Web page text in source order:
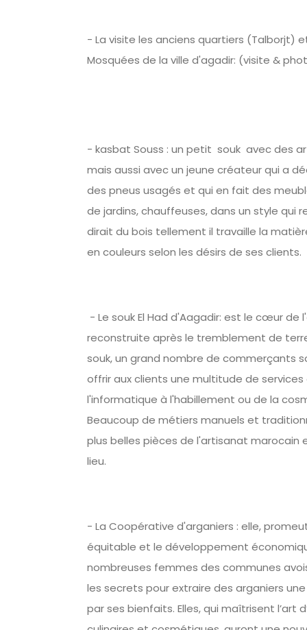
- La visite les anciens quartiers (Talborjt)
Mosquées de la ville d'agadir: (visite &
- kasbat Souss : un petit souk avec des
mais aussi avec un jeune créateur qui a
des pneus usagés et qui en fait des
de jardins, chauffeuses, dans un style qui
dirait du bois tellement il travaille la
en couleurs selon les désirs de ses clients.
- Le souk El Had d'Aagadir: est le cœur de
reconstruite après le tremblement de
souk, un grand nombre de commerçants
offrir aux clients une multitude de services
l'informatique à l'habillement ou de la
Beaucoup de métiers manuels et
plus belles pièces de l'artisanat marocain
lieu.
- La Coopérative d'arganiers : elle,
équitable et le développement
nombreuses femmes des communes
les secrets pour extraire des arganiers
par ses bienfaits. Elles, qui maîtrisent l’art